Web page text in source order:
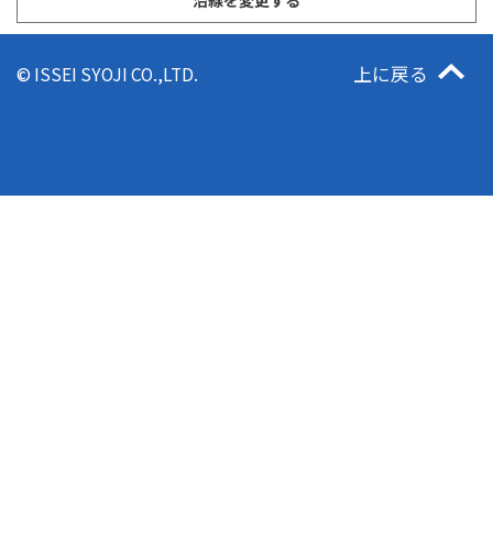
© ISSEI SYOJI CO.,LTD. 上に戻る